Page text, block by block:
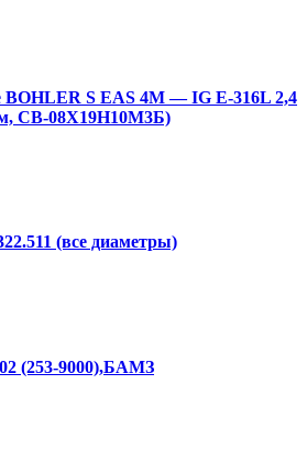
S EAS 4M — IG E-316L 2,4
СВ-08Х19Н10М3Б)
(все диаметры)
(253-9000),БАМЗ